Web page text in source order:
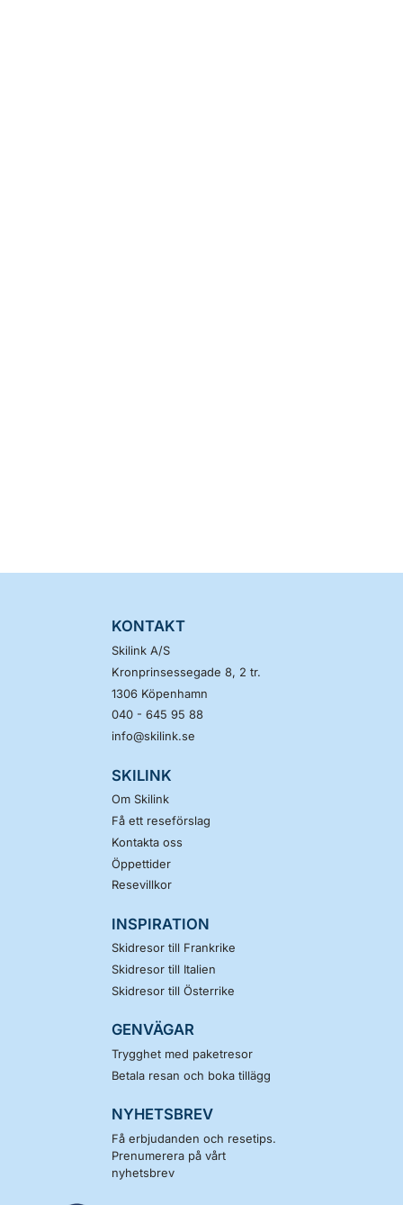
KONTAKT
Skilink A/S
Kronprinsessegade 8, 2 tr.
1306 Köpenhamn
040 - 645 95 88
info@skilink.se
SKILINK
Om Skilink
Få ett reseförslag
Kontakta oss
Öppettider
Resevillkor
INSPIRATION
Skidresor till Frankrike
Skidresor till Italien
Skidresor till Österrike
GENVÄGAR
Trygghet med paketresor
Betala resan och boka tillägg
NYHETSBREV
Få erbjudanden och resetips.
Prenumerera på vårt
nyhetsbrev